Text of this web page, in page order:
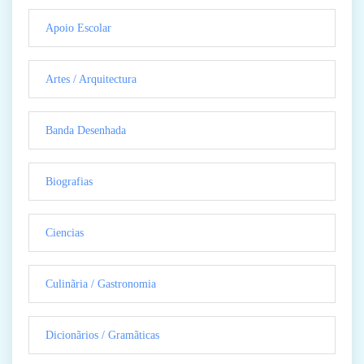
Apoio Escolar
Artes / Arquitectura
Banda Desenhada
Biografias
Ciencias
Culinãria / Gastronomia
Dicionãrios / Gramãticas